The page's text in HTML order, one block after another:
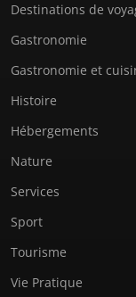
Destinations de
Gastronomie
Gastronomie et
Histoire
Hébergements
Nature
Services
Sport
Tourisme
Vie Pratique